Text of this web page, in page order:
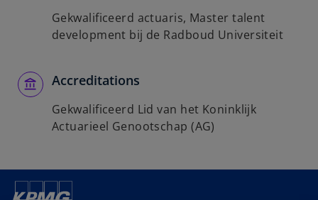
Gekwalificeerd actuaris, Master talent
development bij de Radboud Universiteit
Accreditations
Gekwalificeerd Lid van het Koninklijk
Actuarieel Genootschap (AG)